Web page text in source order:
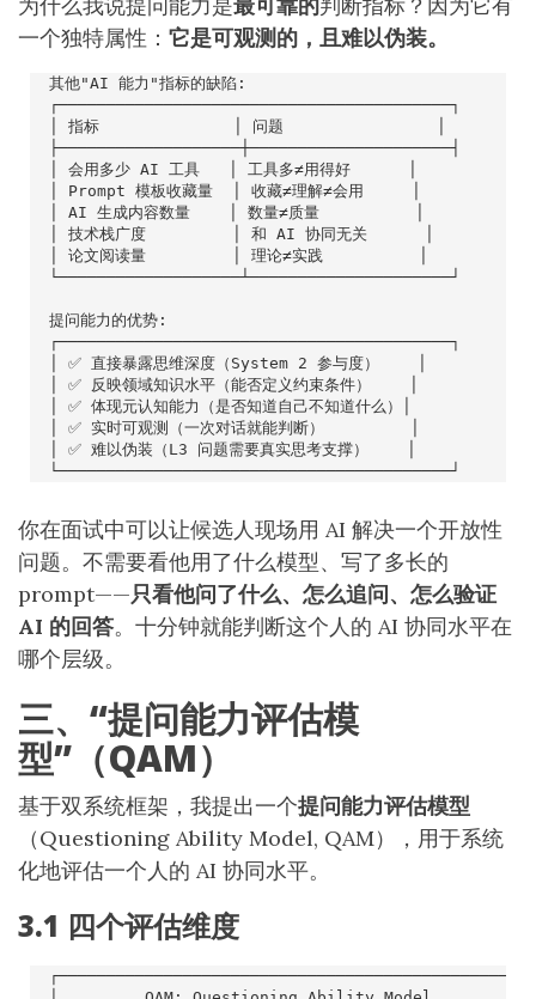
一个独特属性： 它是可观测的，且难以伪装。
你在面试中可以让候选人现场用 AI 解决一个开放性
问题。不需要看他用了什么模型、写了多长的
prompt——只看他问了什么、怎么追问、怎么验证
AI 的回答。十分钟就能判断这个人的 AI 协同水平在
哪个层级。
三、“提问能力评估模
型”（QAM）
基于双系统框架，我提出一个提问能力评估模型
（Questioning Ability Model, QAM），用于系统
化地评估一个人的 AI 协同水平。
3.1 四个评估维度